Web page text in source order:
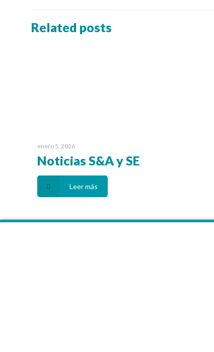
Related posts
enero 5, 2026
Noticias S&A y SE
Leer más